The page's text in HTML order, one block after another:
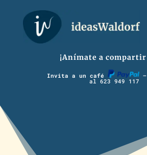
¡Anímate a compartir
Invita a un café –
al 623 949 117